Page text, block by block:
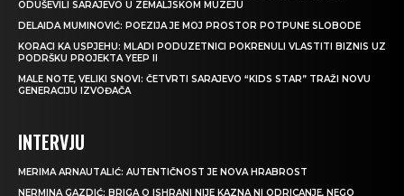
ODUŠEVILI SARAJEVO U ZEMALJSKOM MUZEJU
DELAIDA MUMINOVIĆ: POEZIJA JE MOJ PROSTOR POTPUNE SLOBODE
KORACI KA USPJEHU: MLADI PODUZETNICI POKRENULI VLASTITI BIZNIS UZ
PODRŠKU PROJEKTA YEEP II
MALE NOTE, VELIKI SNOVI: ČETVRTI SARAJEVO “KIDS STAR” TRAŽI NOVU
GENERACIJU IZVOĐAČA
INTERVJU
MERIMA ARNAUTALIĆ: AUTENTIČNOST JE NOVA HRABROST
NERMINA GAZDIĆ: BRIGA O ISHRANI NIJE KAZNA NI ODRICANJE, NEGO